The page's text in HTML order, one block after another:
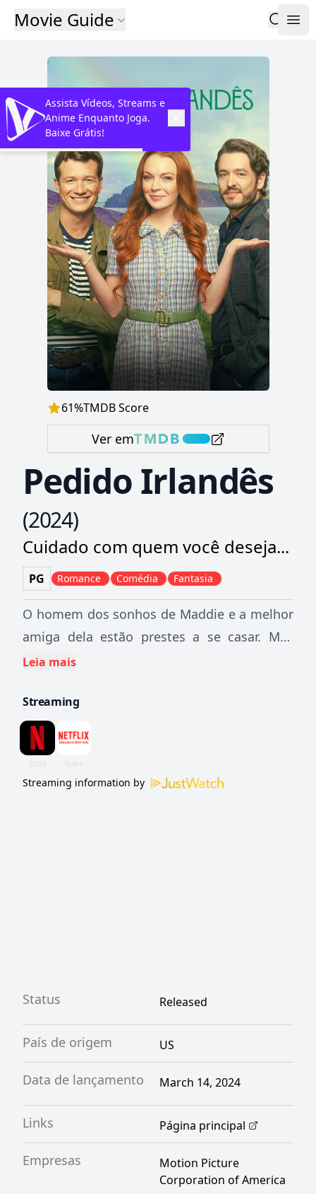
Movie Guide
61%TMDB Score
Ver em
Pedido Irlandês
(2024)
Cuidado com quem você deseja...
PG Romance Comédia Fantasia
O homem dos sonhos de Maddie e a melhor
amiga dela estão prestes a se casar. Mas
tudo muda magicamente quando ela deseja
Irlanda.
Leia mais
Streaming
Streaming information by
Status Released
País de origem US
Data de lançamento March 14, 2024
Links Página principal
Empresas
Motion Picture
Corporation of America
Assista Vídeos, Streams e
Anime Enquanto Joga.
Baixe Grátis!